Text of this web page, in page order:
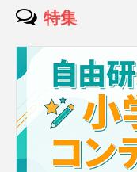
特集